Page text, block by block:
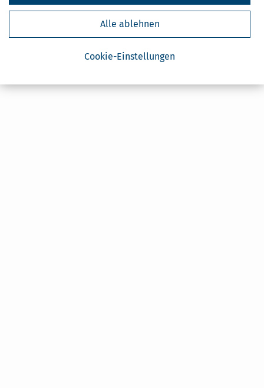
Cookie-Einstellungen
Alle ablehnen
Ja, ich möchte die kostenlosen Newsletter
von Steuertipps abonnieren. Die
Meine Einwilligung kann ich jederzeit durch
Abbestellung des Newsletters widerrufen.